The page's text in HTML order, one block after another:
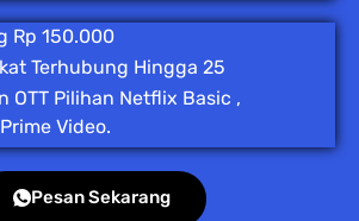
Rp 150.000
Terhubung Hingga 25
OTT Pilihan Netflix Basic ,
Video.
Pesan Sekarang